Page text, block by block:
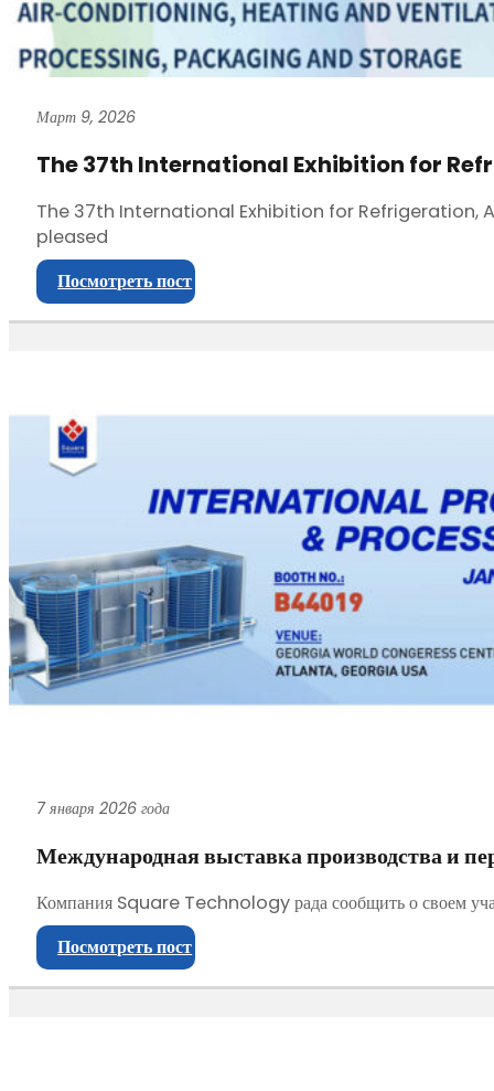
Март 9, 2026
The 37th International Exhibition for
The 37th International Exhibition for Refrigeration,
pleased
Посмотреть пост
7 января 2026 года
Международная выставка производства и
Компания Square Technology рада сообщить о своем
Посмотреть пост